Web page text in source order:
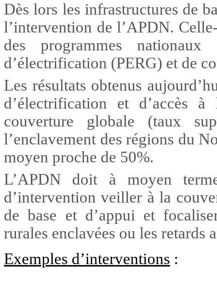
Dès lors les infrastructures de
l’intervention de l’APDN.
des programmes
d’électrification (PERG) et de
Les résultats obtenus
d’électrification et d’accès
couverture globale (taux
l’enclavement des régions du
moyen proche de 50%.
L’APDN doit à moyen
d’intervention veiller à la
de base et d’appui et
rurales enclavées ou les retards
Exemples d’interventions :